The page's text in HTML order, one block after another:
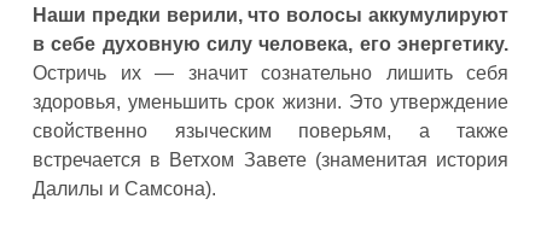
Наши предки верили, что волосы аккумулируют
в себе духовную силу человека, его энергетику.
Остричь их — значит сознательно лишить себя
здоровья, уменьшить срок жизни. Это утверждение
свойственно языческим поверьям, а также
встречается в Ветхом Завете (знаменитая история
Далилы и Самсона).